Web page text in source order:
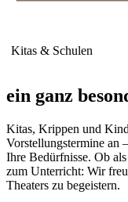
Kitas & Schulen
ein ganz
Kitas, Krippen und
Vorstellungstermine an
Ihre Bedürfnisse. Ob
zum Unterricht: Wir
Theaters zu begeistern.